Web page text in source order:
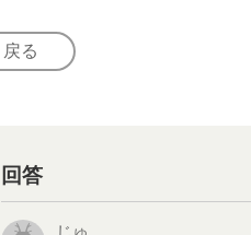
戻る
回答